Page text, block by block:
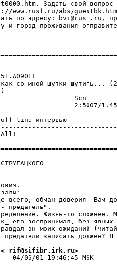
Задать свой вопрос
www.rusf.ru/abs/
по адpесу: bvi@rusf.ru,
и город пpоживания
со мной шутки шутить...
1003
2:5007/1.45
БНС в off-
всего, обман довеpия. Вам
предатель".
Жизнь-то сложнее.
его воспринимал, без явных
он моих ожиданий
записать должен? Я
rif@sifibr.irk.ru>
- 04/06/01 19:46:45 MSK